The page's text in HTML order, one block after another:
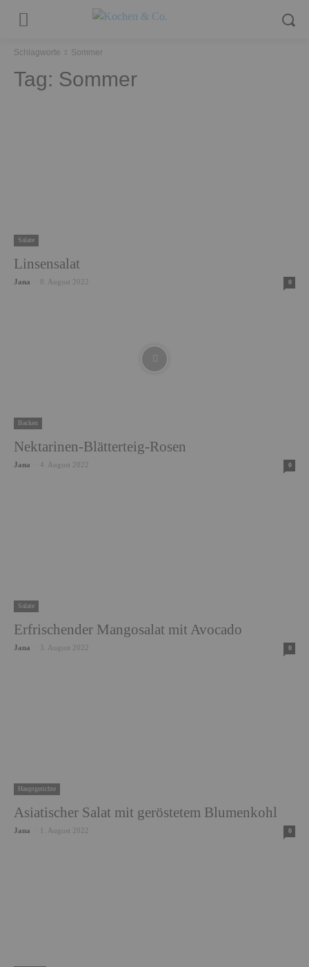
Schlagworte Sommer
Tag: Sommer
Salate
Linsensalat
Jana 8. August 2022 0
Backen
Nektarinen-Blätterteig-Rosen
Jana 4. August 2022 0
Salate
Erfrischender Mangosalat mit Avocado
Jana 3. August 2022 0
Hauptgerichte
Asiatischer Salat mit geröstetem Blumenkohl
Jana 1. August 2022 0